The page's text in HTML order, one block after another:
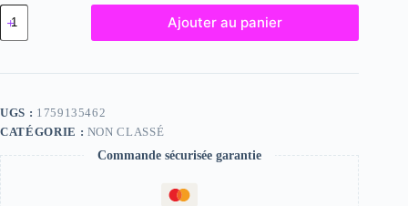
quantité
de
Rosita,
2024
x
20
Ajouter au panier
UGS : 1759135462
CATÉGORIE : NON CLASSÉ
Commande sécurisée garantie